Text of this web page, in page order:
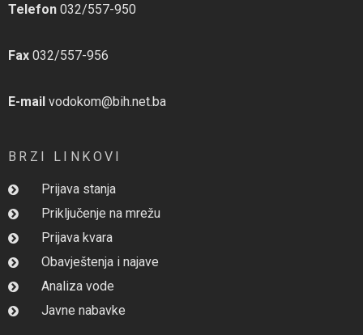
Telefon 032/557-950
Fax 032/557-956
E-mail vodokom@bih.net.ba
BRZI LINKOVI
Prijava stanja
Priključenje na mrežu
Prijava kvara
Obavještenja i najave
Analiza vode
Javne nabavke